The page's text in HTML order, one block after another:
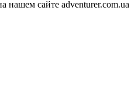
нашем сайте adventurer.com.ua